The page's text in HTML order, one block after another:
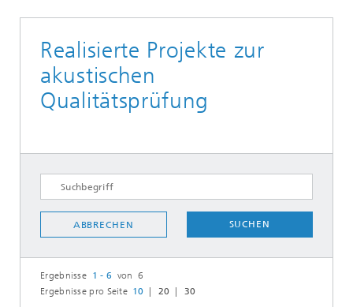
Realisierte Projekte zur
akustischen
Qualitätsprüfung
ABBRECHEN SUCHEN
Ergebnisse 1 - 6 von 6
Ergebnisse pro Seite 10 20 30